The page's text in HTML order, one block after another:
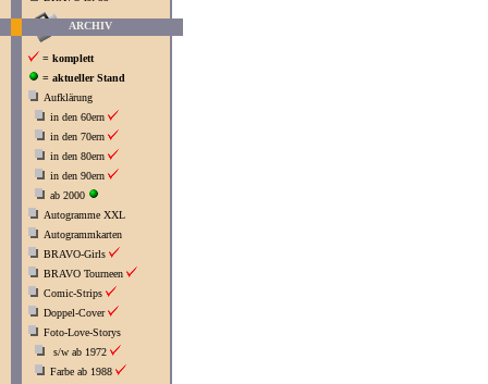
ARCHIV
= komplett
= aktueller Stand
Aufklärung
in den 60ern
in den 70ern
in den 80ern
in den 90ern
ab 2000
Autogramme XXL
Autogrammkarten
BRAVO-Girls
BRAVO Tourneen
Comic-Strips
Doppel-Cover
Foto-Love-Storys
s/w ab 1972
Farbe ab 1988